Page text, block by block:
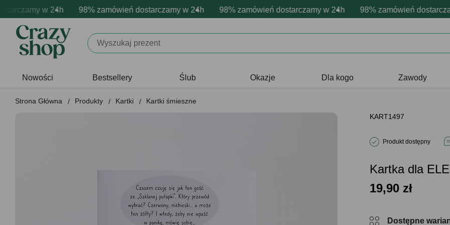
w 24h 98% zamówień dostarczamy w 24h 98% zamówień dostarczamy w 24h 98% zamówień dostarczamy
personalizacja produktów Profesjonalna i darmowa personalizacja produktów Profesjonalna i darmowa
emocje - zawsze udane prezenty Prezentujemy pozytywne emocje - zawsze udane prezenty Prezentujemy
Nowości Bestsellery Ślub Okazje Dla kogo Zawody
Strona Główna Produkty Kartki
Kartki śmieszne
KART1497
Produkt dostępny
Kartka dla
19,90 zł
Dostępne